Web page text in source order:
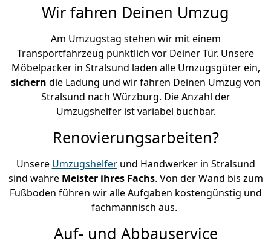
Wir fahren Deinen Umzug
Am Umzugstag stehen wir mit einem
Transportfahrzeug pünktlich vor Deiner Tür. Unsere
Möbelpacker in Stralsund laden alle Umzugsgüter ein,
sichern die Ladung und wir fahren Deinen Umzug von
Stralsund nach Würzburg. Die Anzahl der
Umzugshelfer ist variabel buchbar.
Renovierungsarbeiten?
Unsere Umzugshelferund Handwerker in Stralsund
sind wahre Meister ihres Fachs. Von der Wand bis zum
Fußboden führen wir alle Aufgaben kostengünstig und
fachmännisch aus.
Auf- und Abbauservice